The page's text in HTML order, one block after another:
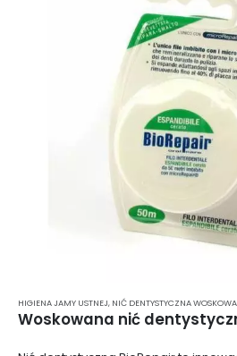
HIGIENA JAMY USTNEJ, NIĆ DENTYSTYCZNA
Woskowana nić